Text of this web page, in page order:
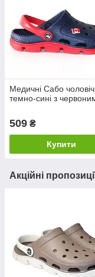
Медичні Сабо
темно-сині з
509 ₴
Купити
Акційні